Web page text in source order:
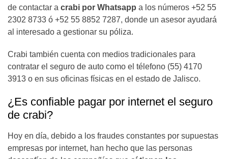
de contactar a crabi por Whatsapp a los números +52 55
2302 8733 ó +52 55 8852 7287, donde un asesor ayudará
al interesado a gestionar su póliza.
Crabi también cuenta con medios tradicionales para
contratar el seguro de auto como el télefono (55) 4170
3913 o en sus oficinas físicas en el estado de Jalisco.
¿Es confiable pagar por internet el seguro
de crabi?
Hoy en día, debido a los fraudes constantes por supuestas
empresas por internet, han hecho que las personas